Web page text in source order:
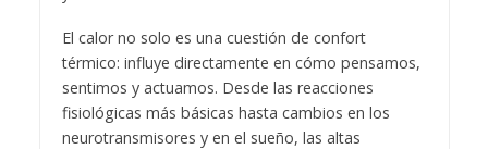
El calor no solo es una cuestión de confort
térmico: influye directamente en cómo pensamos,
sentimos y actuamos. Desde las reacciones
fisiológicas más básicas hasta cambios en los
neurotransmisores y en el sueño, las altas